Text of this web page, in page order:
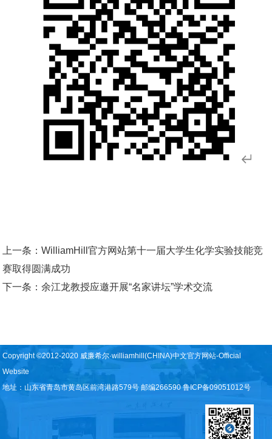
上一条：WilliamHill官方网站第十一届大学生化学实验技能竞
赛取得圆满成功
下一条：余江龙教授应邀开展“名家讲坛”学术交流
Copyright ©2012-2020 威廉希尔·williamhill(CHINA)中文官方网站-Official
Website
地址：山东省青岛市黄岛区前湾港路579号 邮编266590 鲁ICP备09051012号